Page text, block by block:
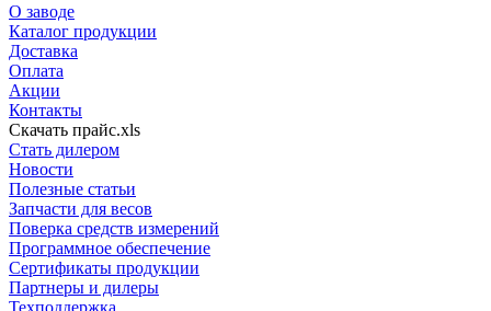
О заводе
Каталог продукции
Доставка
Оплата
Акции
Контакты
Скачать прайс.xls
Стать дилером
Новости
Полезные статьи
Запчасти для весов
Поверка средств измерений
Программное обеспечение
Сертификаты продукции
Партнеры и дилеры
Техподдержка